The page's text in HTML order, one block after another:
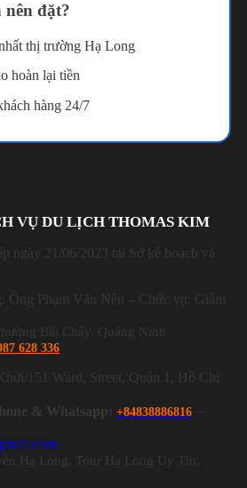
nên đặt?
thị trường Hạ Long
hoàn lại tiền
hàng 24/7
VỤ DU LỊCH THOMAS KIM
ngày 21/06/2023 tại Sở kế hoạch và
Ông Phạm Văn Nên – Chức vụ: Giám
Bãi Cháy, Quảng Ninh
628 336
151 Ward, Street, Quận 1, Hồ Chí
& Whatsapp: +84838886816
Hạ Long, Tour Hạ Long Uy Tín,